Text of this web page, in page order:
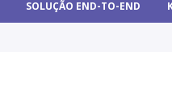
SOLUÇÃO END-TO-END